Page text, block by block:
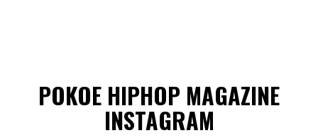
POKOE HIPHOP MAGAZINE
INSTAGRAM